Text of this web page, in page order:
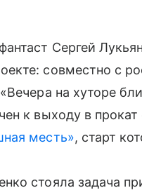
Сергей
совместно с
на хуторе
к выходу в
месть», старт
стояла задача